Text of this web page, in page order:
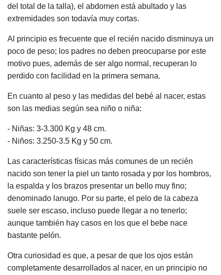
del total de la talla), el abdomen está abultado y las
extremidades son todavía muy cortas.
Al principio es frecuente que el recién nacido disminuya un
poco de peso; los padres no deben preocuparse por este
motivo pues, además de ser algo normal, recuperan lo
perdido con facilidad en la primera semana.
En cuanto al peso y las medidas del bebé al nacer, estas
son las medias según sea niño o niña:
- Niñas: 3-3.300 Kg y 48 cm.
- Niños: 3.250-3.5 Kg y 50 cm.
Las características físicas más comunes de un recién
nacido son tener la piel un tanto rosada y por los hombros,
la espalda y los brazos presentar un bello muy fino;
denominado lanugo. Por su parte, el pelo de la cabeza
suele ser escaso, incluso puede llegar a no tenerlo;
aunque también hay casos en los que el bebe nace
bastante pelón.
Otra curiosidad es que, a pesar de que los ojos están
completamente desarrollados al nacer, en un principio no